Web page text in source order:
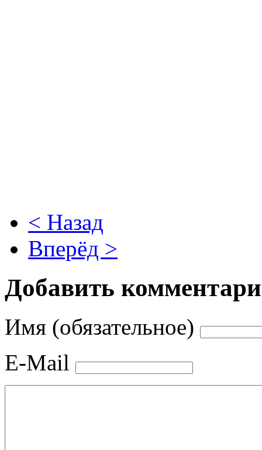
< Назад
Вперёд >
Добавить
Имя (обязательное)
E-Mail